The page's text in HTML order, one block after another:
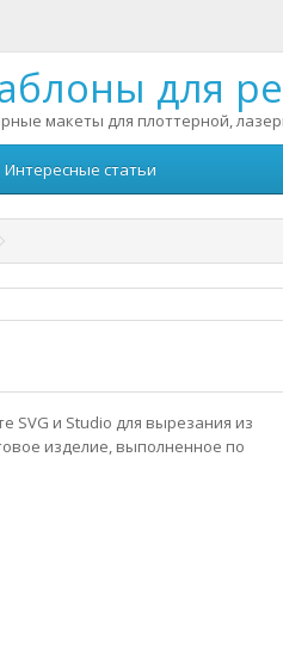
для
макеты для плоттерной,
Интересные статьи
SVG и Studio для вырезания из
изделие, выполненное по